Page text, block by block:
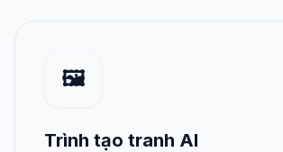
🖼️
Trình tạo tranh AI